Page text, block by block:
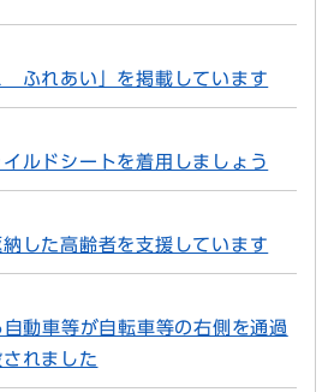
ふれあい」を掲載しています
ルドシートを着用しましょう
した高齢者を支援しています
動車等が自転車等の右側を通過
れました